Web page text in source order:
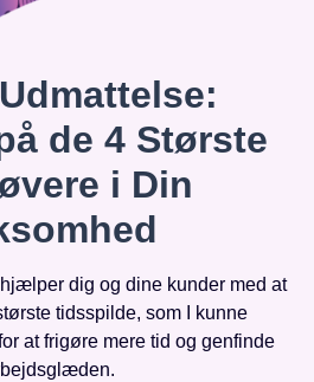
de 4 Største
i Din
dig og dine kunder med at
tidsspilde, som I kunne
at frigøre mere tid og genfinde